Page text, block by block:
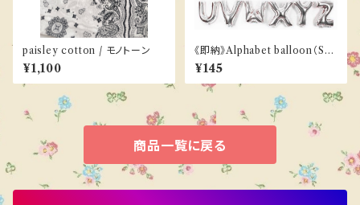
paisley cotton / モノトーン
¥1,100
《即納》Alphabet balloon（SIL
VER）
¥145
商品一覧に戻る